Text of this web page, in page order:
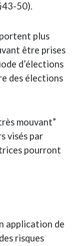
50).
plus
être prises
d’élections
des élections
mouvant”
visés par
pourront
application de
risques